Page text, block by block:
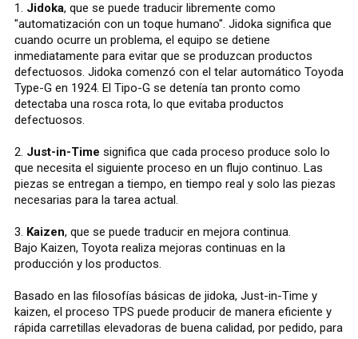
1. Jidoka, que se puede traducir libremente como
"automatización con un toque humano". Jidoka significa que
cuando ocurre un problema, el equipo se detiene
inmediatamente para evitar que se produzcan productos
defectuosos. Jidoka comenzó con el telar automático Toyoda
Type-G en 1924. El Tipo-G se detenía tan pronto como
detectaba una rosca rota, lo que evitaba productos
defectuosos.
2. Just-in-Time significa que cada proceso produce solo lo
que necesita el siguiente proceso en un flujo continuo. Las
piezas se entregan a tiempo, en tiempo real y solo las piezas
necesarias para la tarea actual.
3. Kaizen, que se puede traducir en mejora continua.
Bajo Kaizen, Toyota realiza mejoras continuas en la
producción y los productos.
Basado en las filosofías básicas de jidoka, Just-in-Time y
kaizen, el proceso TPS puede producir de manera eficiente y
rápida carretillas elevadoras de buena calidad, por pedido, para